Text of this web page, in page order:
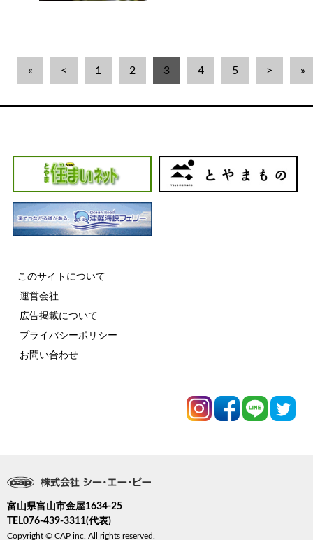
« < 1 2 3 4 5 > »
このサイトについて
運営会社
広告掲載について
プライバシーポリシー
お問い合わせ
富山県富山市金屋1634-25
TEL076-439-3311(代表)
Copyright © CAP inc. All rights reserved.